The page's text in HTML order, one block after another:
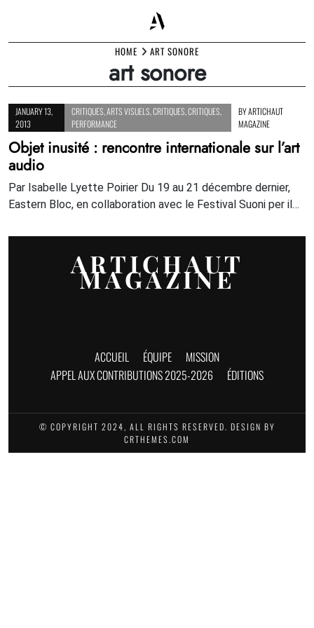
content
HOME ART SONORE
art sonore
JANUARY 13,
2013
CRITIQUES ARTS VISUELS CRITIQUES CRITIQUES
PERFORMANCE
BYARTICHAUT
MAGAZINE
Objet inusité : rencontre internationale sur l’art
audio
Par Isabelle Lyette Poirier Du 19 au 21 décembre dernier,
Eastern Bloc, en collaboration avec le Festival Suoni per il…
ARTICHAUT
MAGAZINE
ACCUEIL ÉQUIPE
MISSION
APPEL AUX CONTRIBUTIONS 2025-2026
ÉDITIONS
© COPYRIGHT 2024, ALL RIGHTS RESERVED. DESIGN BY
CRTHEMES.COM